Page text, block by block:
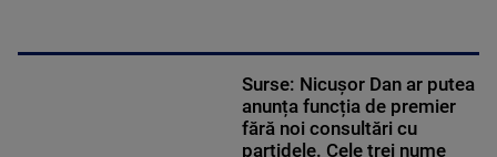
Surse: Nicușor Dan ar putea
anunța funcția de premier
fără noi consultări cu
partidele. Cele trei nume